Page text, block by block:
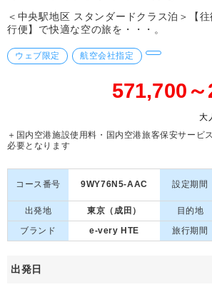
＜中央駅地区 スタンダードクラス泊＞【
行便】で快適な空の旅を・・・。
ウェブ限定 航空会社指定
571,700
大
＋国内空港施設使用料・国内空港旅客保安サービ
必要となります
コース番号 9WY76N5-AAC 設定期間
出発地
東京（成田） 目的地
ブランド
e-very HTE 旅行期間
出発日